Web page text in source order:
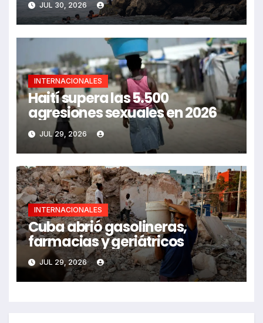
JUL 30, 2026
INTERNACIONALES
Haití supera las 5.500
agresiones sexuales en 2026
JUL 29, 2026
INTERNACIONALES
Cuba abrió gasolineras,
farmacias y geriátricos
JUL 29, 2026